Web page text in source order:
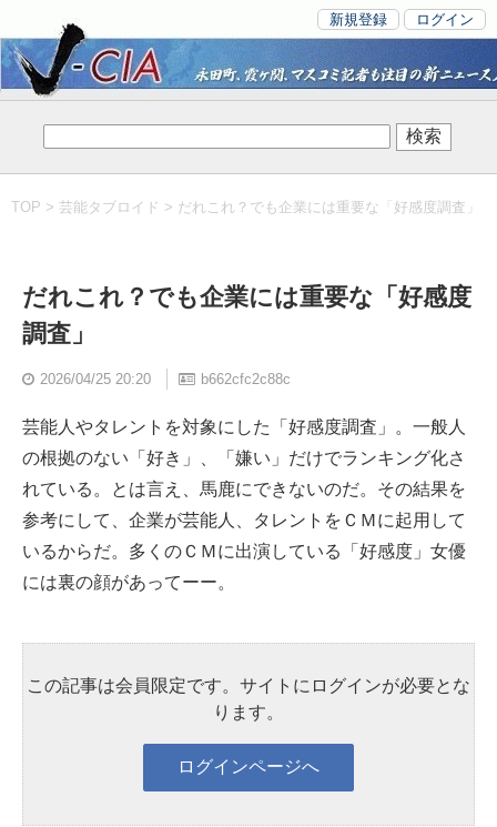
新規登録 ログイン
TOP > 芸能タブロイド > だれこれ？でも企業には重要な「好感度調査」
だれこれ？でも企業には重要な「好感度
調査」
2026/04/25 20:20 b662cfc2c88c
芸能人やタレントを対象にした「好感度調査」。一般人
の根拠のない「好き」、「嫌い」だけでランキング化さ
れている。とは言え、馬鹿にできないのだ。その結果を
参考にして、企業が芸能人、タレントをＣＭに起用して
いるからだ。多くのＣＭに出演している「好感度」女優
には裏の顔があってーー。
この記事は会員限定です。サイトにログインが必要とな
ります。